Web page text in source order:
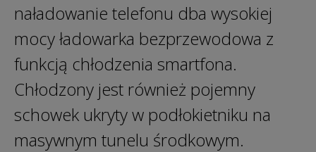
naładowanie telefonu dba wysokiej
mocy ładowarka bezprzewodowa z
funkcją chłodzenia smartfona.
Chłodzony jest również pojemny
schowek ukryty w podłokietniku na
masywnym tunelu środkowym.